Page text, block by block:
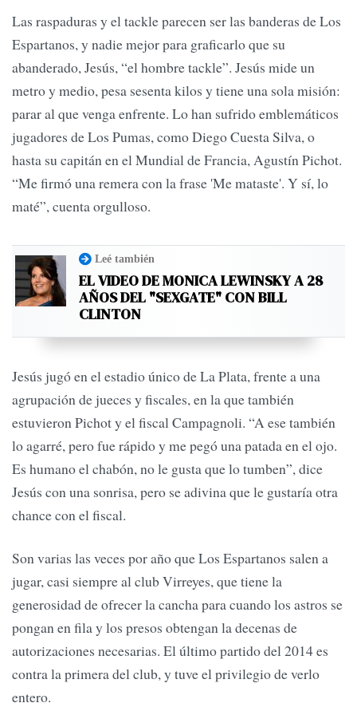
Las raspaduras y el tackle parecen ser las banderas de Los
Espartanos, y nadie mejor para graficarlo que su
abanderado, Jesús, “el hombre tackle”. Jesús mide un
metro y medio, pesa sesenta kilos y tiene una sola misión:
parar al que venga enfrente. Lo han sufrido emblemáticos
jugadores de Los Pumas, como Diego Cuesta Silva, o
hasta su capitán en el Mundial de Francia, Agustín Pichot.
“Me firmó una remera con la frase 'Me mataste'. Y sí, lo
maté”, cuenta orgulloso.
Leé también
EL VIDEO DE MONICA LEWINSKY A 28
AÑOS DEL "SEXGATE" CON BILL
CLINTON
Jesús jugó en el estadio único de La Plata, frente a una
agrupación de jueces y fiscales, en la que también
estuvieron Pichot y el fiscal Campagnoli. “A ese también
lo agarré, pero fue rápido y me pegó una patada en el ojo.
Es humano el chabón, no le gusta que lo tumben”, dice
Jesús con una sonrisa, pero se adivina que le gustaría otra
chance con el fiscal.
Son varias las veces por año que Los Espartanos salen a
jugar, casi siempre al club Virreyes, que tiene la
generosidad de ofrecer la cancha para cuando los astros se
pongan en fila y los presos obtengan la decenas de
autorizaciones necesarias. El último partido del 2014 es
contra la primera del club, y tuve el privilegio de verlo
entero.